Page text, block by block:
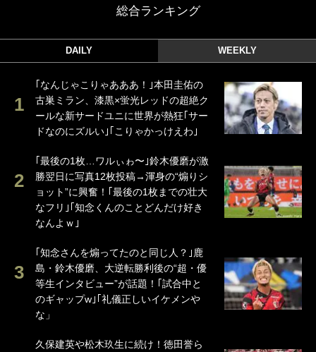
総合ランキング
DAILY WEEKLY
｢なんじゃこりゃあああ！｣本田圭佑の
古巣ミラン、漆黒×蛍光レッドの超絶ク
ールな新サードユニに世界が熱狂｢サー
ドなのにズルい｣｢こりゃかっけえわ｣
｢最後の1枚…ワルぃゎ〜｣鈴木優磨が激
勝翌日に写真12枚投稿→渾身の“煽りシ
ョット”に興奮！｢最後の1枚までの壮大
なフリ｣｢知念くんのことどんだけ好き
なんよｗ｣
｢知念さんを煽ってたのと同じ人？｣鹿
島・鈴木優磨、大逆転勝利後の“超・優
等生インタビュー”が話題！｢試合中と
のギャップw｣｢礼儀正しいイケメンや
な」
久保建英や松木玖生に続け！徳田誉ら